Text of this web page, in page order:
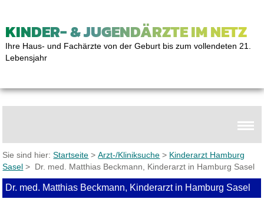
KINDER- & JUGENDÄRZTE IM NETZ
Ihre Haus- und Fachärzte von der Geburt bis zum vollendeten 21.
Lebensjahr
Sie sind hier:Startseite >Arzt-/Kliniksuche > Kinderarzt Hamburg
Sasel > Dr. med. Matthias Beckmann, Kinderarzt in Hamburg Sasel
Dr. med. Matthias Beckmann, Kinderarzt in Hamburg Sasel